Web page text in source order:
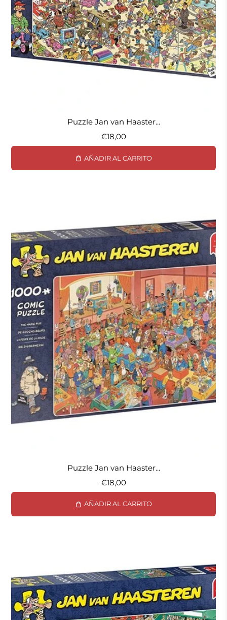
Puzzle Jan van Haaster...
€18,00
AÑADIR AL CARRITO
Puzzle Jan van Haaster...
€18,00
AÑADIR AL CARRITO